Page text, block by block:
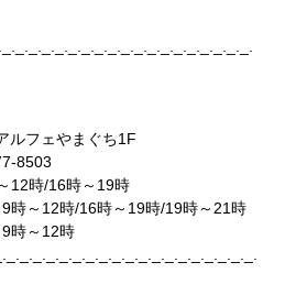
ルフェやまぐち1F
8503
時/16時～19時
16時～19時/19時～21時
12時